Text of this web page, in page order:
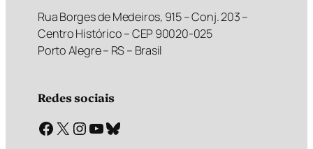
Rua Borges de Medeiros, 915 – Conj. 203 –
Centro Histórico – CEP 90020-025
Porto Alegre – RS – Brasil
Redes sociais
Facebook X Instagram Youtube Bluesky